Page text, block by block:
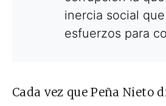
inercia social
esfuerzos para
Cada vez que Peña Nieto